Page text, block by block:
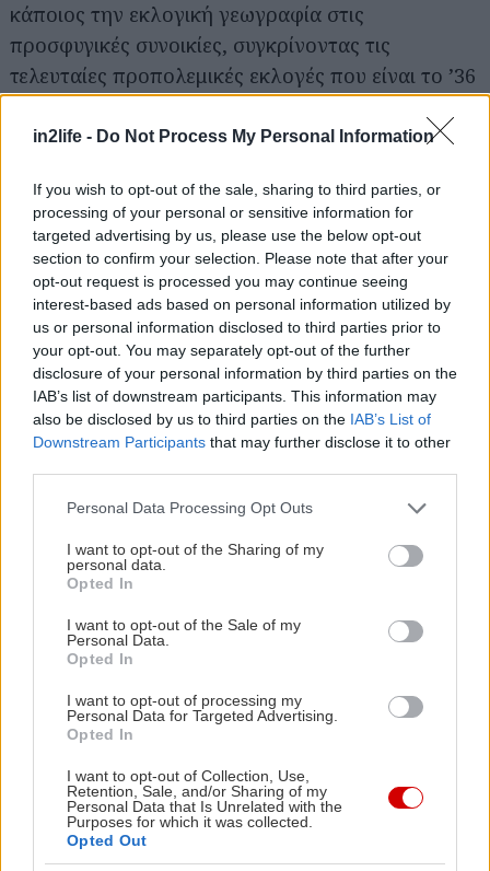
in2life - Do Not Process My Personal Information
If you wish to opt-out of the sale, sharing to third parties, or
processing of your personal or sensitive information for
targeted advertising by us, please use the below opt-out
section to confirm your selection. Please note that after your
opt-out request is processed you may continue seeing
interest-based ads based on personal information utilized by
us or personal information disclosed to third parties prior to
your opt-out. You may separately opt-out of the further
disclosure of your personal information by third parties on the
IAB’s list of downstream participants. This information may
also be disclosed by us to third parties on the IAB’s List of
Downstream Participants that may further disclose it to other
Please note that this website/app uses one or more Google
not limited to your visit or usage behaviour. You may click to
grant or deny consent to Google and its third-party tags to
use your data for below specified purposes in below Google
consent section.
Personal Data Processing Opt Outs
I want to opt-out of the Sharing of my
personal data.
Opted In
I want to opt-out of the Sale of my
Personal Data.
Opted In
I want to opt-out of processing my
Personal Data for Targeted Advertising.
Opted In
I want to opt-out of Collection, Use,
Retention, Sale, and/or Sharing of my
Personal Data that Is Unrelated with the
Purposes for which it was collected.
Opted Out
κάποιος την εκλογική γεωγραφία στις
προσφυγικές συνοικίες, συγκρίνοντας τις
τελευταίες προπολεμικές εκλογές που είναι το ’36
το ΄50- το ’46 το αφήνω έξω γιατί ήταν η αποχή
υπάρχει μαζική μετατόπιση των προσφύγων από
το βενιζελικό χώρο προς την ΕΔΑ, προς την
αριστερά. Τα ποσοστά που έχει στις προσφυγικές
συνοικίες η αριστερά είναι- ιδίως το ‘58 που είναι
αξιωματική αντιπολίτευση- της τάξης του 60% σε
Νίκαια, Καισαριανή, Υμηττό κλπ. Αυτό που έχει
μεσολαβήσει είναι η εμπειρία της κατοχής- όχι του
εμφυλίου γιατί μιλάμε για Αθήνα- και των
Δεκεμβριανών. Είναι αυτό που άλλαξε τις
συνειδήσεις και την πολιτική τοποθέτηση των
ανθρώπων. Το ότι αυτή ήταν μια συνειδητή
εξαθλίωσης της κατοχής φαίνεται από το ότι στις
δεκαετίες του ΄50 και του 60 αυτές οι συνοικίες
μένουν σταθερά στο στρατόπεδο της αριστεράς.
Είναι ενδιαφέρον αν μπορούσαμε να κάνουμε μια
σύγκριση με τις δύο εκλογές που είχαμε
πρόσφατα όπου έχουμε μια όχι τόσο εντυπωσιακή
αλλά οπωσδήποτε μετατόπιση προς τα αριστερά,
από το χώρο του ΠΑΣΟΚ. Αν μελετήσουμε τη Β΄
Αθηνών, θα δούμε ότι τα πιο υψηλά ποσοστά του
ΣΥΡΙΖΑ τα έχουν ακριβώς αυτές οι συνοικίες: